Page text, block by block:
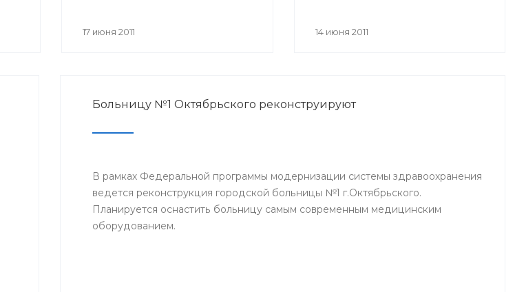
17 июня 2011 14 июня 2011
Больницу №1 Октябрьского реконструируют
В рамках Федеральной программы модернизации системы здравоохранения
ведется реконструкция городской больницы №1 г.Октябрьского.
Планируется оснастить больницу самым современным медицинским
оборудованием.